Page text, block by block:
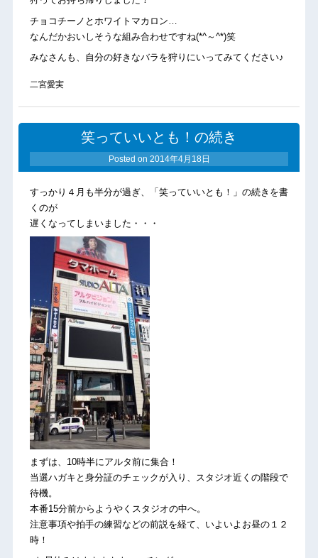
チョコチーノとホワイトマカロン…
なんだかおいしそうな組み合わせですね(*^～^*)笑
みなさんも、自分の好きなバラを狩りにいってみてください♪
二宮愛実
笑っていいとも！の続き
Posted on 2014年4月18日
すっかり４月も半分が過ぎ、「笑っていいとも！」の続きを書
くのが
遅くなってしまいました・・・
まずは、10時半にアルタ前に集合！
当選ハガキと身分証のチェックが入り、スタジオ近くの階段で
待機。
本番15分前からようやくスタジオの中へ。
注意事項や拍手の練習などの前説を経て、いよいよお昼の１２
時！